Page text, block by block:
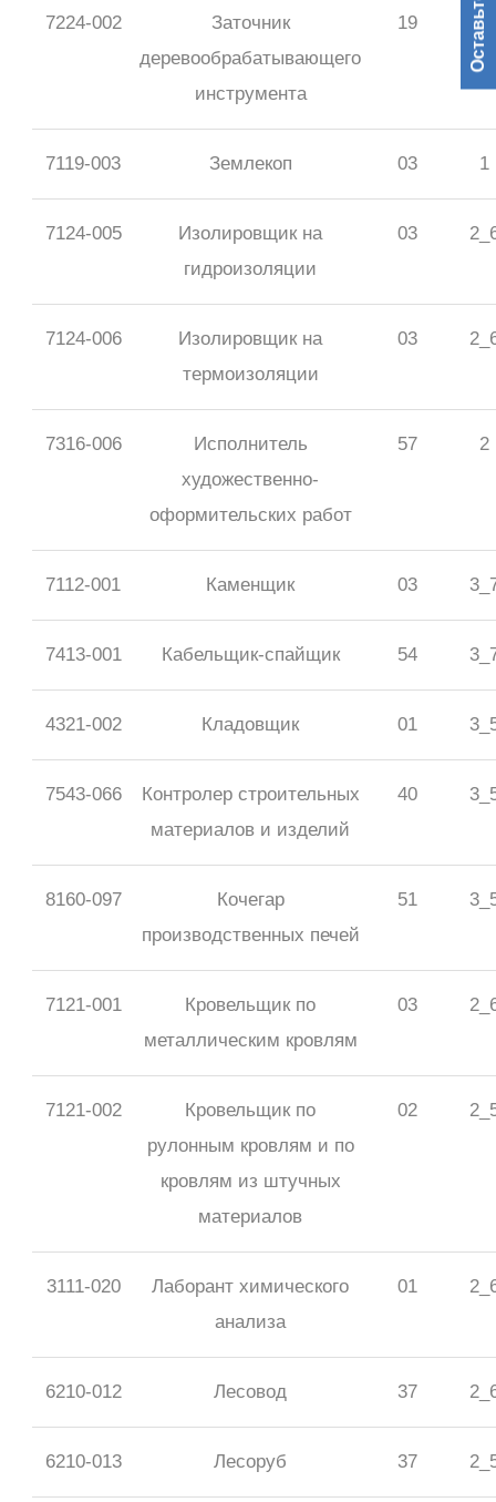
7224-002
Заточник
деревообрабатывающего
инструмента
19
7119-003 Землекоп 03 1
7124-005
Изолировщик на
гидроизоляции
03
7124-006
Изолировщик на
термоизоляции
03
7316-006
Исполнитель
художественно-
оформительских работ
57 2
7112-001 Каменщик 03
7413-001 Кабельщик-спайщик 54
4321-002 Кладовщик 01
7543-066
Контролер строительных
материалов и изделий
40
8160-097
Кочегар
производственных печей
51
7121-001
Кровельщик по
металлическим кровлям
03
7121-002
Кровельщик по
рулонным кровлям и по
кровлям из штучных
материалов
02
3111-020
Лаборант химического
анализа
01
6210-012 Лесовод 37
6210-013 Лесоруб 37